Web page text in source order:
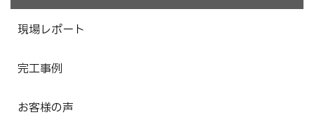
現場レポート
完工事例
お客様の声